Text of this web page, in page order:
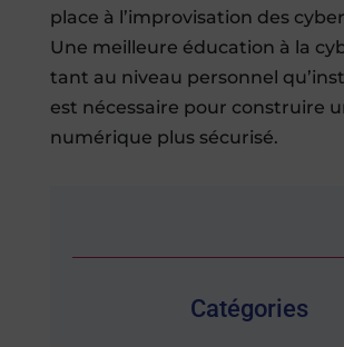
place à l’improvisation des
Une meilleure éducation à la
tant au niveau personnel
est nécessaire pour construire
numérique plus sécurisé.
Catégories